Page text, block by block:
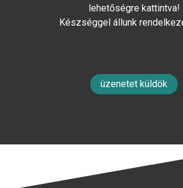
lehetőségre kattintva!
Készséggel állunk
üzenetet küldök